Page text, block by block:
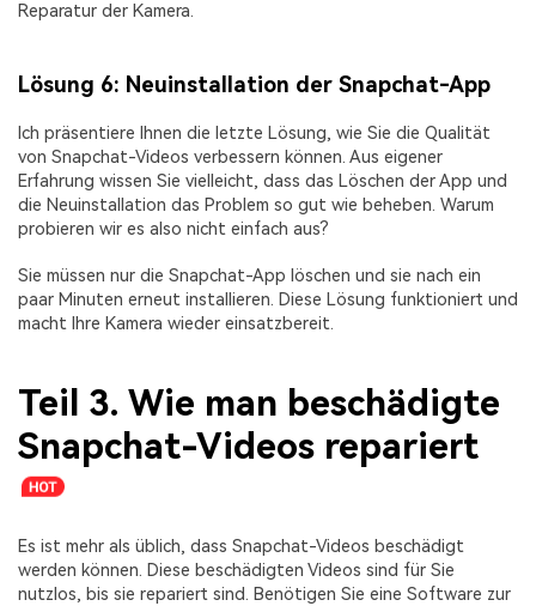
Reparatur der Kamera.
Lösung 6: Neuinstallation der Snapchat-App
Ich präsentiere Ihnen die letzte Lösung, wie Sie die Qualität
von Snapchat-Videos verbessern können. Aus eigener
Erfahrung wissen Sie vielleicht, dass das Löschen der App und
die Neuinstallation das Problem so gut wie beheben. Warum
probieren wir es also nicht einfach aus?
Sie müssen nur die Snapchat-App löschen und sie nach ein
paar Minuten erneut installieren. Diese Lösung funktioniert und
macht Ihre Kamera wieder einsatzbereit.
Teil 3. Wie man beschädigte
Snapchat-Videos repariert
Es ist mehr als üblich, dass Snapchat-Videos beschädigt
werden können. Diese beschädigten Videos sind für Sie
nutzlos, bis sie repariert sind. Benötigen Sie eine Software zur